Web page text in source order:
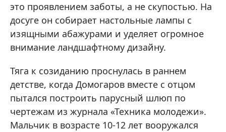
это проявлением заботы, а не скупостью. На
досуге он собирает настольные лампы с
изящными абажурами и уделяет огромное
внимание ландшафтному дизайну.
Тяга к созиданию проснулась в раннем
детстве, когда Домогаров вместе с отцом
пытался построить парусный шлюп по
чертежам из журнала «Техника молодежи».
Мальчик в возрасте 10-12 лет вооружался